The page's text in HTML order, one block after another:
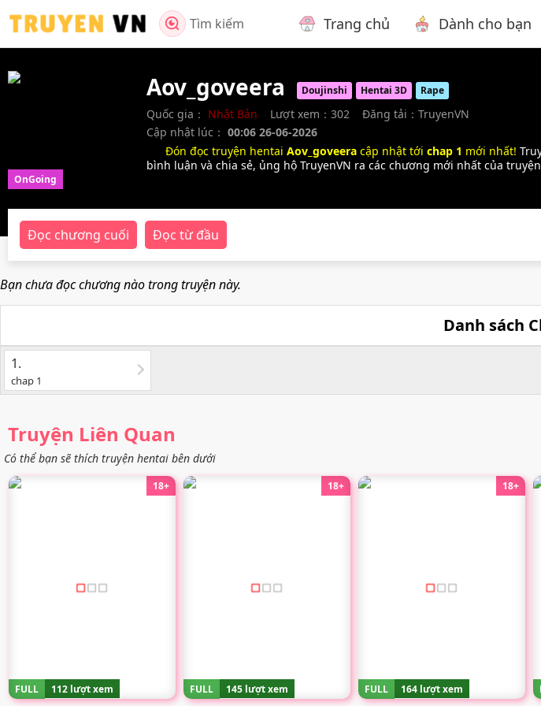
Tìm kiếm Trang chủ Dành cho bạn
OnGoing
Aov_goveera Doujinshi Hentai 3D Rape
Quốc gia： Nhật Bản Lượt xem：302 Đăng tải： TruyenVN
Cập nhật lúc： 00:06 26-06-2026
Đón đọc truyện hentai Aov_goveera cập nhật tới chap 1 mới nhất!
bình luận và chia sẻ, ủng hộ TruyenVN ra các chương mới nhất của truyện
Đọc chương cuối Đọc từ đầu
Bạn chưa đọc chương nào trong truyện này.
Danh sách
1.
chap 1
Truyện Liên Quan
Có thể bạn sẽ thích truyện hentai bên dưới
18+
FULL 112 lượt xem
18+
FULL 145 lượt xem
18+
FULL 164 lượt xem